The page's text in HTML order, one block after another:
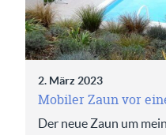
2. März 2023
Mobiler Zaun vor
Der neue Zaun um